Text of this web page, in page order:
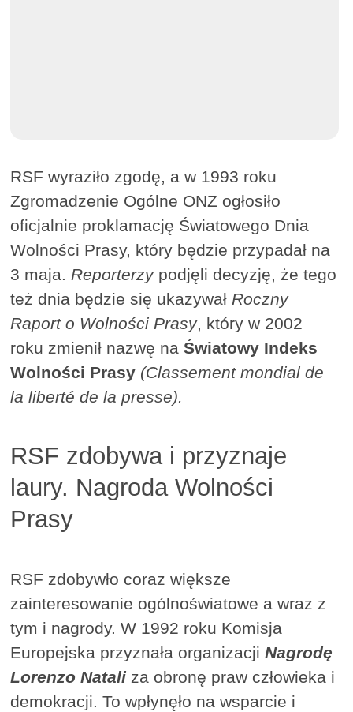
RSF wyraziło zgodę, a w 1993 roku
Zgromadzenie Ogólne ONZ ogłosiło
oficjalnie proklamację Światowego Dnia
Wolności Prasy, który będzie przypadał na
3 maja. Reporterzypodjęli decyzję, że tego
też dnia będzie się ukazywał Roczny
Raport o Wolności Prasy, który w 2002
roku zmienił nazwę naŚwiatowy Indeks
Wolności Prasy (Classement mondial de
la liberté de la presse).
RSF zdobywa i przyznaje
laury. Nagroda Wolności
Prasy
RSF zdobywło coraz większe
zainteresowanie ogólnoświatowe a wraz z
tym i nagrody. W 1992 roku Komisja
Europejska przyznała organizacjiNagrodę
Lorenzo Natali za obronę praw człowieka i
demokracji. To wpłynęło na wsparcie i